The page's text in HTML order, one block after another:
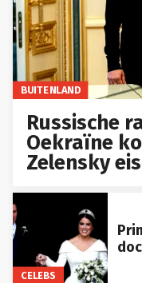
BUITENLAND
Russische
Oekraïne
Zelensky
CELEBS